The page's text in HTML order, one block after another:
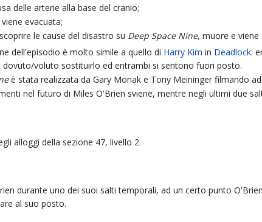
delle arterie alla base del cranio;
evacuata;
le cause del disastro su Deep Space Nine, muore e
dell'episodio è molto simile a quello di Harry Kim in Deadlock:
voluto sostituirlo ed entrambi si sentono fuori posto.
è stata realizzata da Gary Monak e Tony Meininger filmando
nel futuro di Miles O'Brien sviene, mentre negli ultimi due
alloggi della sezione 47, livello 2.
durante uno dei suoi salti temporali, ad un certo punto
al suo posto.